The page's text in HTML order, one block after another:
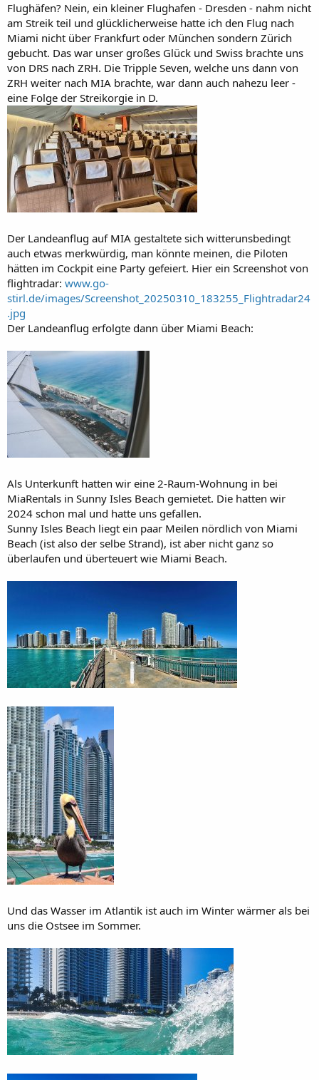
Flughäfen? Nein, ein kleiner Flughafen - Dresden - nahm nicht
am Streik teil und glücklicherweise hatte ich den Flug nach
Miami nicht über Frankfurt oder München sondern Zürich
gebucht. Das war unser großes Glück und Swiss brachte uns
von DRS nach ZRH. Die Tripple Seven, welche uns dann von
ZRH weiter nach MIA brachte, war dann auch nahezu leer -
eine Folge der Streikorgie in D.
Der Landeanflug auf MIA gestaltete sich witterunsbedingt
auch etwas merkwürdig, man könnte meinen, die Piloten
hätten im Cockpit eine Party gefeiert. Hier ein Screenshot von
flightradar: www.go-
stirl.de/images/Screenshot_20250310_183255_Flightradar24
.jpg
Der Landeanflug erfolgte dann über Miami Beach:
Als Unterkunft hatten wir eine 2-Raum-Wohnung in bei
MiaRentals in Sunny Isles Beach gemietet. Die hatten wir
2024 schon mal und hatte uns gefallen.
Sunny Isles Beach liegt ein paar Meilen nördlich von Miami
Beach (ist also der selbe Strand), ist aber nicht ganz so
überlaufen und überteuert wie Miami Beach.
Und das Wasser im Atlantik ist auch im Winter wärmer als bei
uns die Ostsee im Sommer.